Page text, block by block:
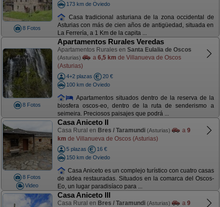
8 Fotos
173 km de Oviedo
Casa tradicional asturiana de la zona occidental de
Asturias con más de cien años de antigüedad, situada en
La Ferrería, a 1 Km de la capita ...
8 Fotos
Apartamentos Rurales Veredas
Apartamentos Rurales en Santa Eulalia de Oscos
(Asturias) a 6,5 km de Villanueva de Oscos
(Asturias)
4+2 plazas
20 €
100 km de Oviedo
Apartamentos situados dentro de la reserva de la
biosfera oscos-eo, dentro de la ruta de senderismo a
seimeira. Preciosos paisajes que podrá ...
8 Fotos
Video
Casa Aniceto II
Casa Rural en Bres / Taramundi (Asturias) a 9
km de Villanueva de Oscos (Asturias)
5 plazas
16 €
150 km de Oviedo
Casa Aniceto es un complejo turístico con cuatro casas
de aldea restauradas. Situados en la comarca del Oscos-
Eo, un lugar paradisíaco para ...
Casa Aniceto III
Casa Rural en Bres / Taramundi (Asturias) a 9